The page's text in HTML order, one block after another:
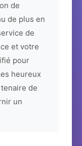
de
de plus en
de
et votre
pour
heureux
de
un